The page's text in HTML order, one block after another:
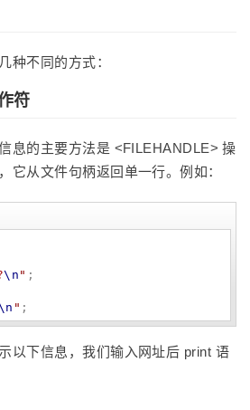
种不同的方式：
符
息的主要方法是 <FILEHANDLE> 操
它从文件句柄返回单一行。例如：
\n "
" ;
以下信息，我们输入网址后 print 语